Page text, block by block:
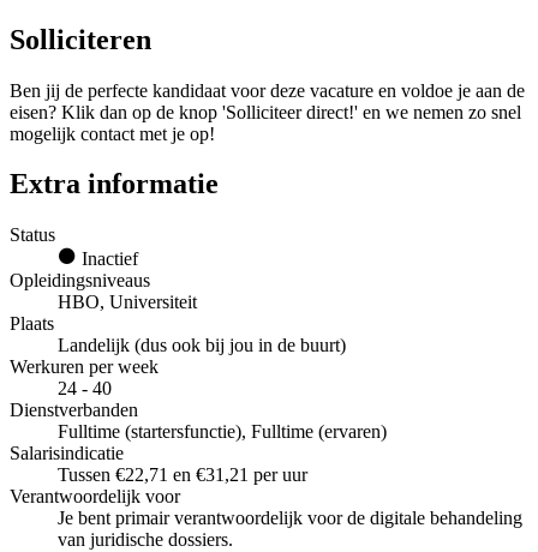
Solliciteren
Ben jij de perfecte kandidaat voor deze vacature en voldoe je aan de
eisen? Klik dan op de knop 'Solliciteer direct!' en we nemen zo snel
mogelijk contact met je op!
Extra informatie
Status
Inactief
Opleidingsniveaus
HBO, Universiteit
Plaats
Landelijk (dus ook bij jou in de buurt)
Werkuren per week
24 - 40
Dienstverbanden
Fulltime (startersfunctie), Fulltime (ervaren)
Salarisindicatie
Tussen €22,71 en €31,21 per uur
Verantwoordelijk voor
Je bent primair verantwoordelijk voor de digitale behandeling
van juridische dossiers.